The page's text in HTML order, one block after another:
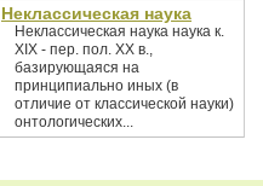
Неклассическая наука
Неклассическая наука наука к.
XIX - пер. пол. XX в.,
базирующаяся на
принципиально иных (в
отличие от классической науки)
онтологических...